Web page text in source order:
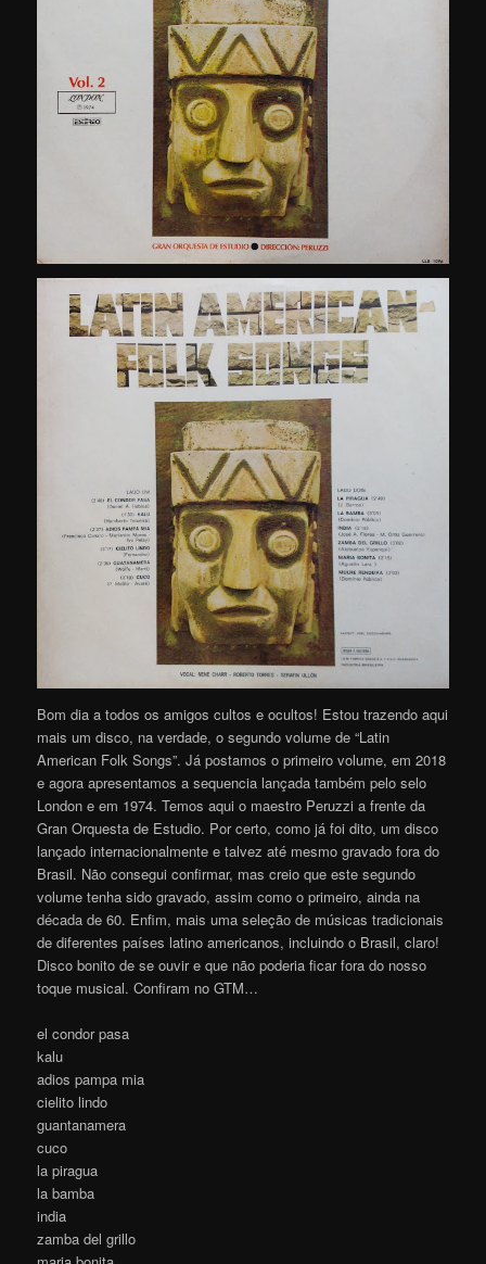
Bom dia a todos os amigos cultos e ocultos! Estou trazendo aqui
mais um disco, na verdade, o segundo volume de “Latin
American Folk Songs”. Já postamos o primeiro volume, em 2018
e agora apresentamos a sequencia lançada também pelo selo
London e em 1974. Temos aqui o maestro Peruzzi a frente da
Gran Orquesta de Estudio. Por certo, como já foi dito, um disco
lançado internacionalmente e talvez até mesmo gravado fora do
Brasil. Não consegui confirmar, mas creio que este segundo
volume tenha sido gravado, assim como o primeiro, ainda na
década de 60. Enfim, mais uma seleção de músicas tradicionais
de diferentes países latino americanos, incluindo o Brasil, claro!
Disco bonito de se ouvir e que não poderia ficar fora do nosso
toque musical. Confiram no GTM…
el condor pasa
kalu
adios pampa mia
cielito lindo
guantanamera
cuco
la piragua
la bamba
india
zamba del grillo